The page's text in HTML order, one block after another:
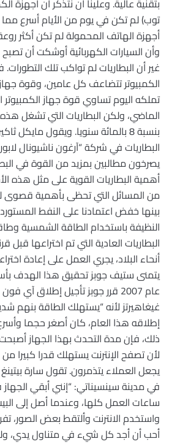
بتقنية عالية. وعلينا أن نتذكر أن أجهزة
توب) لم تكن في يوم من الأيام أسرع
أجهزة الهاتف المحمولة لم تكن أكثر
وأن السيارات الكهربائية أوشكت أن
غير أن البطاريات لم تواكب تلك
الكمبيوتر تتضاعف كل عامين، وقوة
تملكه اليوم تساوي قوة جهاز
الماضي، ولكن البطاريات التي تشغل هذه
بنسبة 8 بالمائة سنويا. ويقول مايكل
البطاريات في شركة “آرغون ناشيونال
يصرخون مطالبين بمزيد من القوة في
أهمية البطاريات القوية على مثل هذه
من المسائل التي تحظى بأهمية قصوى
بينها خفض اعتمادنا على النفط
النظيفة باستخدام الطاقة الشمسية
البطاريات العادية التي تم اختراعها قبل
أنحاء البلاد، يجري العمل على إعادة
يتمنى ستيف جوبز تحقيق هذا الهدف
غيغاهيرتز لأنه “يستهلك الطاقة بنهم
إطلاقه هذا العام، كان أصغر حجما
ذلك، فإن مدة التحدث بهذا الجهاز
لأن تصفح الإنترنت يستهلك قدرا كبيرا من
يجعل العملاء يتذمرون. تقول سارة
في مدينة سينسيناتي: “إنني أبقي
ساعات العمل كلها، وعندما أصل إلى
واستخدم الانترنت وألتقط بعض الصور،
أحب أن أجد كل شيء في متناول يدي،